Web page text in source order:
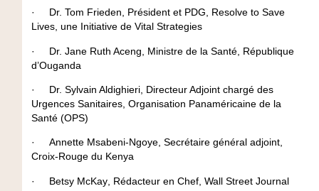
· Dr. Tom Frieden, Président et PDG, Resolve to Save
Lives, une Initiative de Vital Strategies
· Dr. Jane Ruth Aceng , Ministre de la Santé, République
d’Ouganda
· Dr. Sylvain Aldighieri, Directeur Adjoint chargé des
Urgences Sanitaires, Organisation Panaméricaine de la
Santé (OPS)
· Annette Msabeni-Ngoye, Secrétaire général adjoint,
Croix-Rouge du Kenya
· Betsy McKay, Rédacteur en Chef, Wall Street Journal